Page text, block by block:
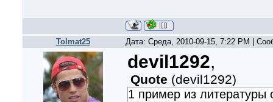
Tolmat25 Дата: Среда, 2010-09-15, 7:22 PM |
devil1292,
Quote (devil1292)
1 пример из литературы